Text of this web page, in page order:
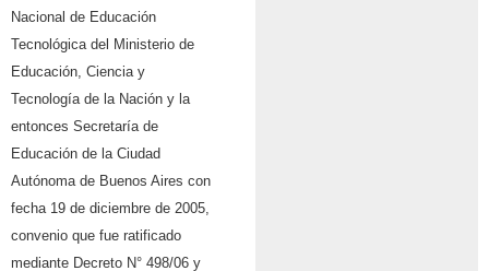
Nacional de Educación
Tecnológica del Ministerio de
Educación, Ciencia y
Tecnología de la Nación y la
entonces Secretaría de
Educación de la Ciudad
Autónoma de Buenos Aires con
fecha 19 de diciembre de 2005,
convenio que fue ratificado
mediante Decreto N° 498/06 y